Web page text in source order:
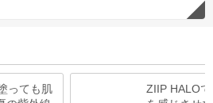
っても肌
ZIIP HALO